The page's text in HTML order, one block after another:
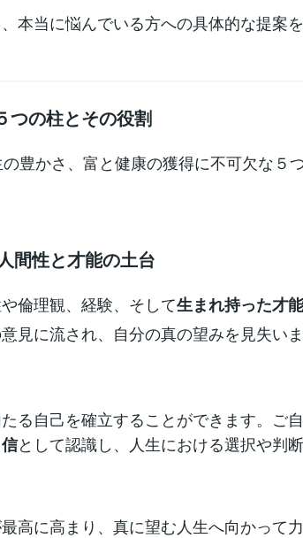
本当に悩んでいる方への具体的な提案
つの柱とその役割
豊かさ、富と健康の獲得に不可欠な５
間性と才能の土台
倫理観、経験、そして生まれ持った才能
見に流され、自分の真の望みを見失いま
る自己を確立することができます。ご
として認識し、人生における選択や判
高に高まり、真に望む人生へ向かって